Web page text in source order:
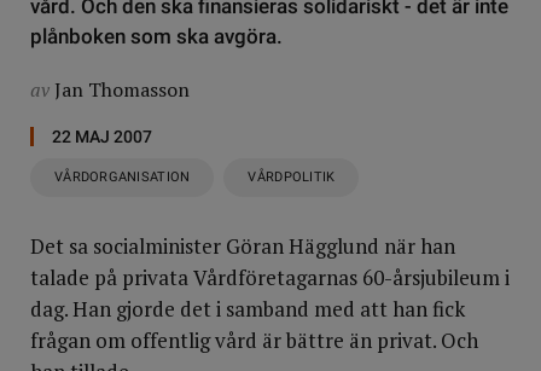
vård. Och den ska finansieras solidariskt - det är inte
plånboken som ska avgöra.
av Jan Thomasson
22 MAJ 2007
VÅRDORGANISATION VÅRDPOLITIK
Det sa socialminister Göran Hägglund när han
talade på privata Vårdföretagarnas 60-årsjubileum i
dag. Han gjorde det i samband med att han fick
frågan om offentlig vård är bättre än privat. Och